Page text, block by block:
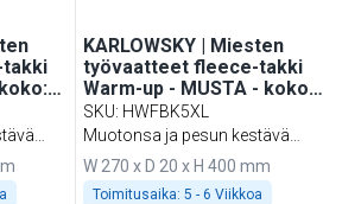
KARLOWSKY | Miesten
työvaatteet fleece-takki
Warm-up - MUSTA - koko:
5XL
SKU: HWFBK5XL
Muotonsa ja pesun kestävä
sekä ympäristöystävällinen
W 270 x D 20 x H 400 mm
Toimitusaika: 5 - 6 Viikkoa